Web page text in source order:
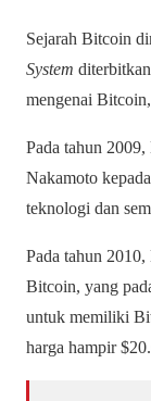
Sejarah Bitcoin
System
mengenai
Pada tahun
Nakamoto
teknologi dan
Pada tahun
Bitcoin, yang
untuk memiliki
harga hampir